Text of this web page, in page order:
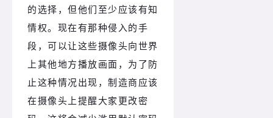
的选择，但他们至少应该有知
情权。现在有那种侵入的手
段，可以让这些摄像头向世界
上其他地方播放画面，为了防
止这种情况出现，制造商应该
在摄像头上提醒大家更改密